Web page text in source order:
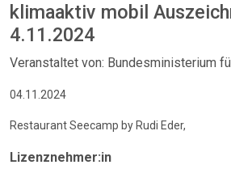
klimaaktiv mobil
4.11.2024
Veranstaltet von: Bundesministerium
04.11.2024
Restaurant Seecamp by Rudi Eder,
Lizenznehmer:in